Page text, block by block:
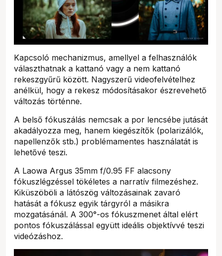
Kapcsoló mechanizmus, amellyel a felhasználók
választhatnak a kattanó vagy a nem kattanó
rekeszgyűrű között. Nagyszerű videofelvételhez
anélkül, hogy a rekesz módosításakor észrevehető
változás történne.
A belső fókuszálás nemcsak a por lencsébe jutását
akadályozza meg, hanem kiegészítők (polarizálók,
napellenzők stb.) problémamentes használatát is
lehetővé teszi.
A Laowa Argus 35mm f/0.95 FF alacsony
fókuszlégzéssel tökéletes a narratív filmezéshez.
Kiküszöböli a látószög változásainak zavaró
hatását a fókusz egyik tárgyról a másikra
mozgatásánál. A 300°-os fókuszmenet által elért
pontos fókuszálással együtt ideális objektívvé teszi
videózáshoz.